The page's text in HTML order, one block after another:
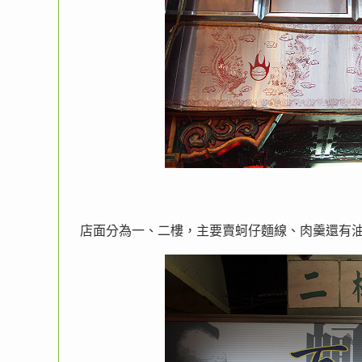
店面分為一、二樓，主要賣蚵仔麵線、肉羹還有